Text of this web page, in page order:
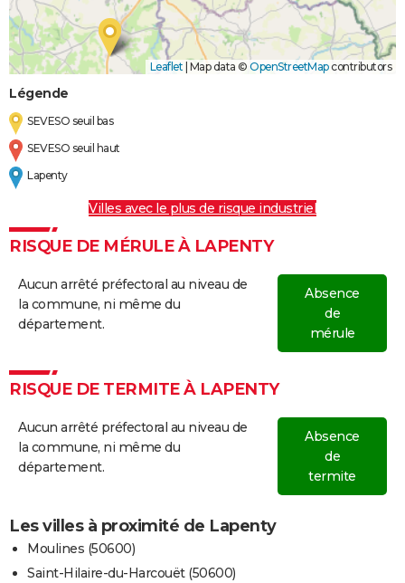
Leaflet Map data © OpenStreetMapcontributors
Légende
SEVESO seuil bas
SEVESO seuil haut
Lapenty
Villes avec le plus de risque industriel
RISQUE DE MÉRULE À LAPENTY
Aucun arrêté préfectoral au niveau de
la commune, ni même du
département.
Absence
de
mérule
RISQUE DE TERMITE À LAPENTY
Aucun arrêté préfectoral au niveau de
la commune, ni même du
département.
Absence
de
termite
Les villes à proximité de Lapenty
Moulines (50600)
Saint-Hilaire-du-Harcouët (50600)